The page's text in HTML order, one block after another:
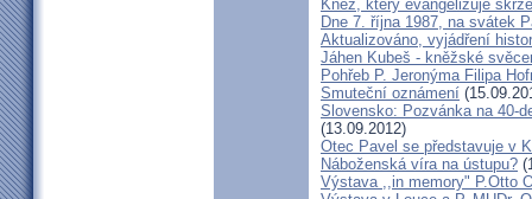
Kněz, který evangelizuje
Dne 7. října 1987, na svátek
Aktualizováno, vyjádření
Jáhen Kubeš - kněžské
Pohřeb P. Jeronýma Filipa
Smuteční oznámení
Slovensko: Pozvánka na 40-
(13.09.2012)
Otec Pavel se představuje v
Náboženská víra na ústupu?
Výstava ,,in memory" P.Otto